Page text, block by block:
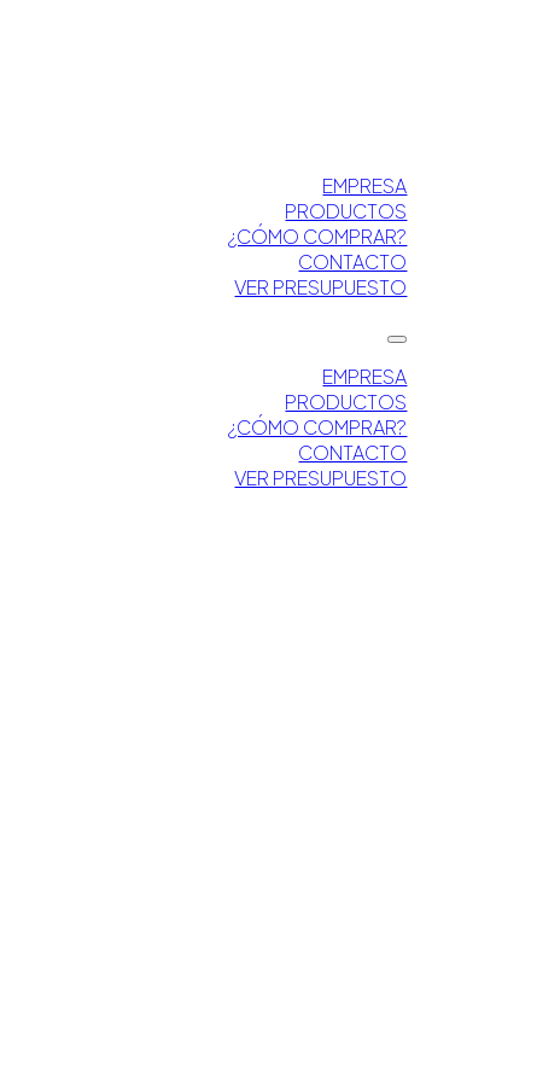
EMPRESA
PRODUCTOS
¿CÓMO COMPRAR?
CONTACTO
VER PRESUPUESTO
EMPRESA
PRODUCTOS
¿CÓMO COMPRAR?
CONTACTO
VER PRESUPUESTO